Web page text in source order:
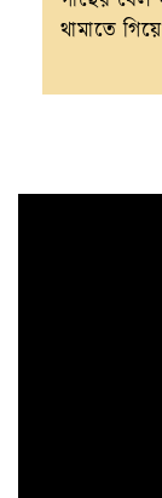
থামাতে